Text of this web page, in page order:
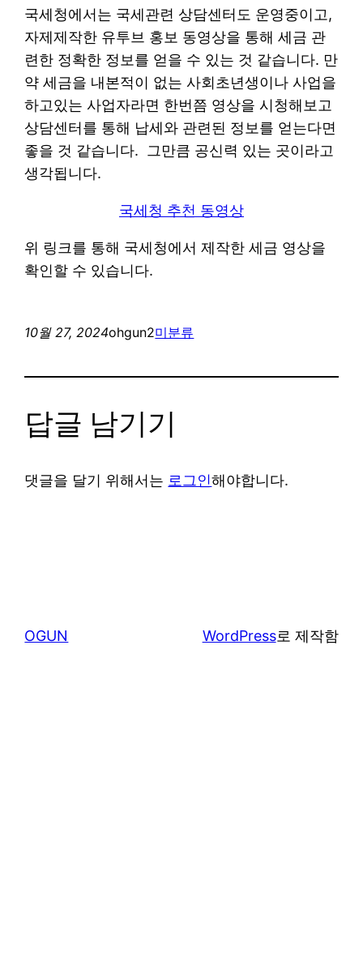
국세청에서는 국세관련 상담센터도 운영중이고,
자제제작한 유투브 홍보 동영상을 통해 세금 관
련한 정확한 정보를 얻을 수 있는 것 같습니다. 만
약 세금을 내본적이 없는 사회초년생이나 사업을
하고있는 사업자라면 한번쯤 영상을 시청해보고
상담센터를 통해 납세와 관련된 정보를 얻는다면
좋을 것 같습니다. 그만큼 공신력 있는 곳이라고
생각됩니다.
국세청 추천 동영상
위 링크를 통해 국세청에서 제작한 세금 영상을
확인할 수 있습니다.
10월 27, 2024ohgun2미분류
답글 남기기
댓글을 달기 위해서는 로그인해야합니다.
OGUN WordPress로 제작함